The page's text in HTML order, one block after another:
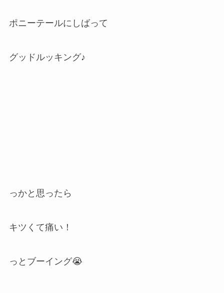
ポニーテールにしばって
グッドルッキング♪
っかと思ったら
キツくて痛い！
っとブーイング😭